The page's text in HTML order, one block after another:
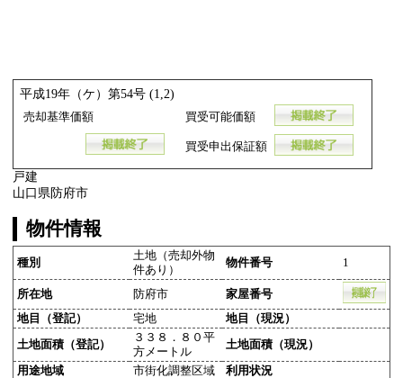
平成19年（ケ）第54号 (1,2)
売却基準価額 買受可能価額
買受申出保証額
戸建
山口県防府市
物件情報
種別
土地（売却外物
件あり）
物件番号 1
所在地 防府市
家屋番号
地目（登記）
宅地 地目（現況）
土地面積（登記）
３３８．８０平
方メートル
土地面積（現況）
用途地域 市街化調整区域
利用状況